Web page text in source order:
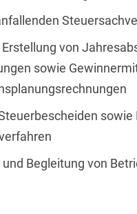
von
sowie
Begleitung von